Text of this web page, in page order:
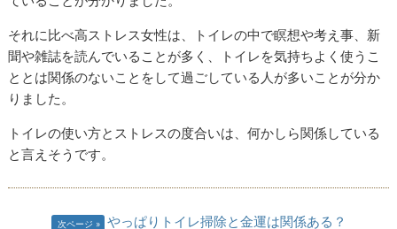
それに比べ高ストレス女性は、トイレの中で瞑想や考え事、新
聞や雑誌を読んでいることが多く、トイレを気持ちよく使うこ
ととは関係のないことをして過ごしている人が多いことが分か
りました。
トイレの使い方とストレスの度合いは、何かしら関係している
と言えそうです。
次ページ やっぱりトイレ掃除と金運は関係ある？